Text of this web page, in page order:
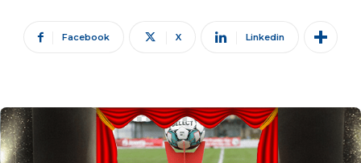
Facebook X Linkedin